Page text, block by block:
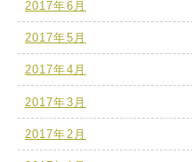
2017年6月
2017年5月
2017年4月
2017年3月
2017年2月